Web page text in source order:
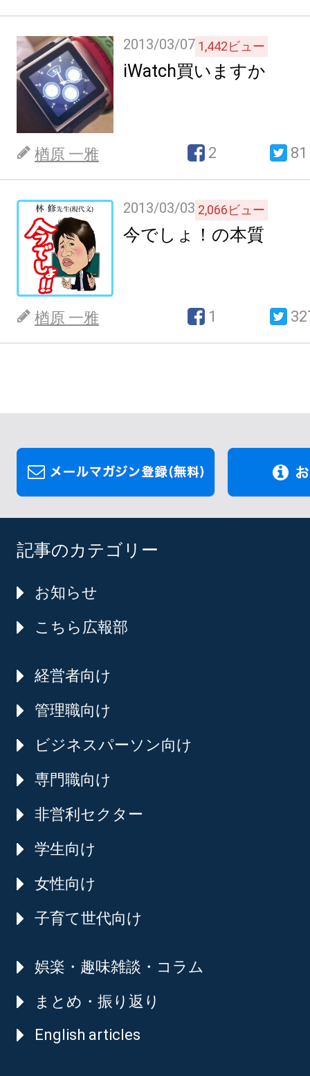
2013/03/07 1,442ビュー
iWatch買いますか
楢原 一雅 2 81
2013/03/03 2,066ビュー
今でしょ！の本質
楢原 一雅 1
記事のカテゴリー
お知らせ
こちら広報部
経営者向け
管理職向け
ビジネスパーソン向け
専門職向け
非営利セクター
学生向け
女性向け
子育て世代向け
娯楽・趣味雑談・コラム
まとめ・振り返り
English articles